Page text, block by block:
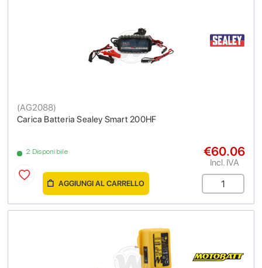
Carica Batteria Sealey Smart 200HF
(AG2088)
2 Disponibile €60.06
Incl. IVA
AGGIUNGI AL CARRELLO